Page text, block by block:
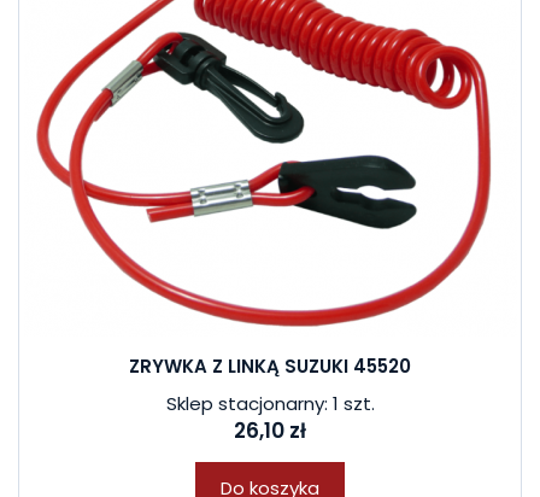
ZRYWKA Z LINKĄ SUZUKI 45520
Sklep stacjonarny: 1 szt.
26,10 zł
Do koszyka
W ostatnich 7 dniach produktem interesuje się osób.